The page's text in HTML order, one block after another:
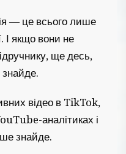
— це всього лише
І якщо вони не
ще десь,
знайде.
відео в TikTok,
аналітиках і
знайде.